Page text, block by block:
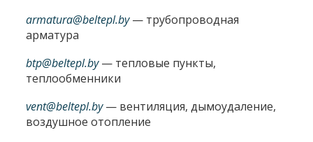
armatura@beltepl.by— трубопроводная
арматура
btp@beltepl.by— тепловые пункты,
теплообменники
vent@beltepl.by— вентиляция, дымоудаление,
воздушное отопление